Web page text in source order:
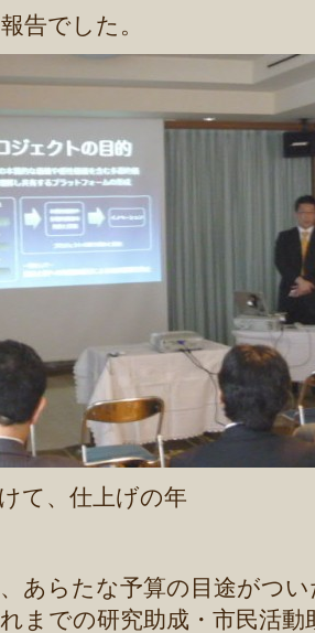
告でした。
て、仕上げの年
あらたな予算の目途がつ
までの研究助成・市民活